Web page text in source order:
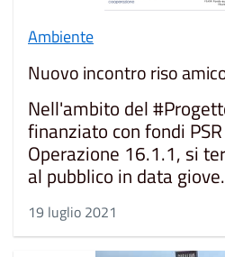
Ambiente
Nuovo incontro riso
Nell'ambito del
finanziato con fondi
Operazione 16.1.1, si
al pubblico in data
19 luglio 2021